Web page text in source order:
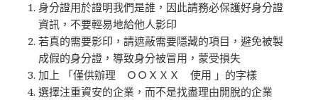
身分證用於證明我們是誰，因此請務必保護好身分證
資訊，不要輕易地給他人影印
若真的需要影印，請遮蔽需要隱藏的項目，避免被製
成假的身分證，導致身分被冒用，蒙受損失
加上 「僅供辦理 ＯＯＸＸＸ 使用 」的字樣
選擇注重資安的企業，而不是找盡理由開脫的企業